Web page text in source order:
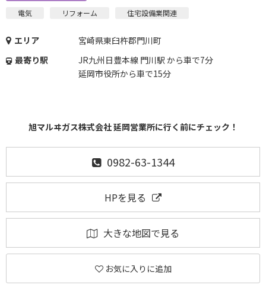
電気 リフォーム 住宅設備業関連
エリア
宮崎県東臼杵郡門川町
最寄り駅
JR九州日豊本線 門川駅 から車で7分
延岡市役所から車で15分
旭マルヰガス株式会社 延岡営業所に行く前にチェック！
0982-63-1344
HPを見る
大きな地図で見る
お気に入りに追加